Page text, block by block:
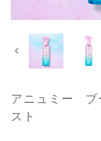
アニュミー ブ
スト